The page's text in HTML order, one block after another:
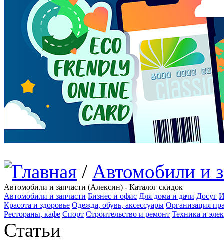
/ Автомобили и
Автомобили и запчасти (Алексин) - Каталог скидок
Автомобили и запчасти Бизнес и офис Для дома и дачи Досуг
Красота и здоровье Одежда, обувь, аксессуары Организация
Рестораны, кафе Спорт Строительство и ремонт Техника и
Статьи